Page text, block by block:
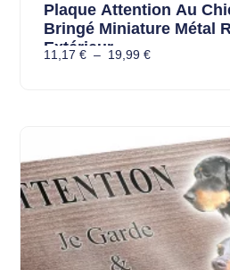
Plaque Attention Au
Bringé Miniature Métal
Extérieur
11,17 € – 19,99 €